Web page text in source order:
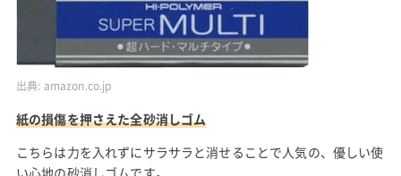
出典: amazon.co.jp
紙の損傷を押さえた全砂消しゴム
こちらは力を入れずにサラサラと消せることで人気の、優しい使